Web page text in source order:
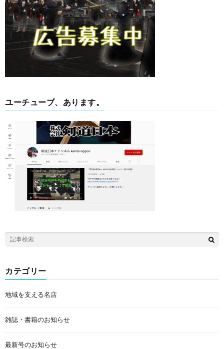
ユーチューブ、あります。
カテゴリー
地域を支える名店
雑誌・書籍のお知らせ
最新号のお知らせ